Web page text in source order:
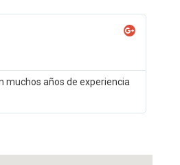
muchos años de experiencia